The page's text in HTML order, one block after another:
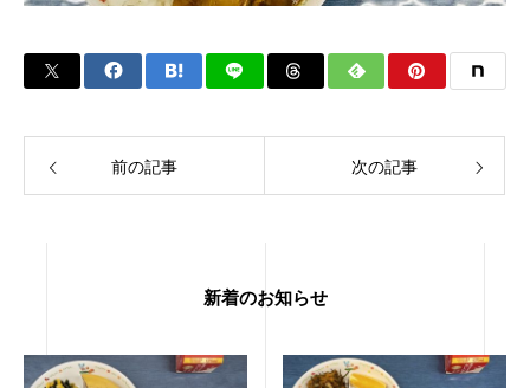
前の記事 次の記事
新着のお知らせ